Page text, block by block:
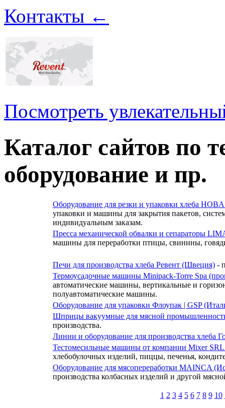
Контакты ←
Посмотреть
Каталог сайтов по
оборудование и пр.
Оборудование для резки и упаковки хлеба
упаковки и машины для закрытия пакетов,
индивидуальным заказам.
Пресса механической обвалки и сепараторы
машины для переработки птицы, свинины,
Печи для производства хлеба Ревент (Швеция) -
Термоусадочные машины Minipack-Torre Spa
автоматические машины, вертикальные и
полуавтоматические машины.
Оборудование для упаковки Флоупак | GSP
Шприцы вакуумные для мясной
производства.
Линии и оборудование для производства хлеба
Тестомесильные машины от компании Mixer
хлебобулочных изделий, пиццы, печенья,
Оборудование для мясопереработки MAINCA
производства колбасных изделий и другой
1 2 3 4 5 6 7 8 9 10